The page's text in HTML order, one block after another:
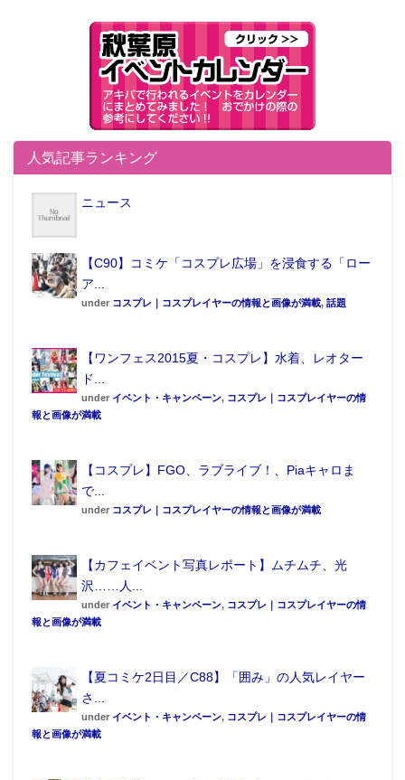
たしかに映像では、バランスボールに座ったり、ジャ
ンプをしたり、たわわなシーンが満載になっている。
それにしてもなぜここまでバストが大きくなったの
か。「中学時代バレーボール部だったんですが、強豪
チームだったので部活がキツくて辞めたんです。そし
たら不思議なことにどんどん胸が大きくなりまし
て……。おばあちゃんも大きかったので、隔世遺伝か
も（笑）。昔から女友達が『触らせて〜♪』って寄って
きてくれて、すぐ仲良しになることができていました
ね」と恥ずかしがりながらも説明してくれた。
ったんですが、口を押えてくしゃみをしたら、水着の
中の着けていたニプレスが弾け飛んだことも。ファン
のみんながいたので恥ずかしかったです…」という珍
エピソードを披露。
バストの維持方法については「クリームを塗って丁寧
人気記事ランキング
ニュース
【C90】コミケ「コスプレ広場」を浸食する「ロー
ア...
under コスプレ｜コスプレイヤーの情報と画像が満載, 話題
【ワンフェス2015夏・コスプレ】水着、レオター
ド...
under イベント・キャンペーン, コスプレ｜コスプレイヤーの情
報と画像が満載
【コスプレ】FGO、ラブライブ！、Piaキャロま
で...
under コスプレ｜コスプレイヤーの情報と画像が満載
【カフェイベント写真レポート】ムチムチ、光
沢……人...
under イベント・キャンペーン, コスプレ｜コスプレイヤーの情
報と画像が満載
【夏コミケ2日目／C88】「囲み」の人気レイヤー
さ...
under イベント・キャンペーン, コスプレ｜コスプレイヤーの情
報と画像が満載